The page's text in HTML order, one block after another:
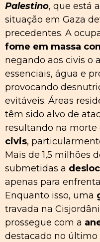
Palestino, que está
situação em Gaza
precedentes. A
fome em massa
negando aos civis o
essenciais, água e
provocando
evitáveis. Áreas
têm sido alvo de
resultando na morte
civis,
Mais de 1,5 milhões
submetidas a
apenas para
Enquanto isso, uma
travada na
prossegue com a
destacado no último